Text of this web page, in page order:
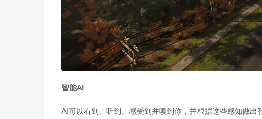
智能AI
AI可以看到、听到、感受到并嗅到你，并根据这些感知做